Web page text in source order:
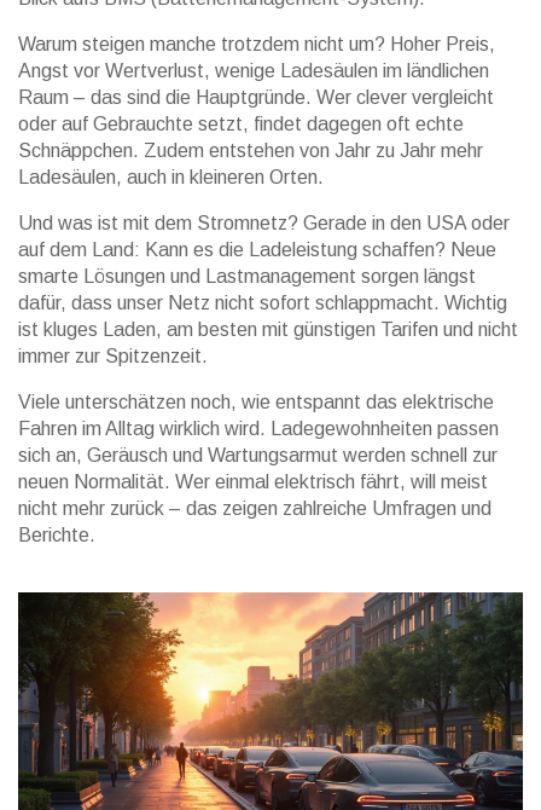
Warum steigen manche trotzdem nicht um? Hoher Preis,
Angst vor Wertverlust, wenige Ladesäulen im ländlichen
Raum – das sind die Hauptgründe. Wer clever vergleicht
oder auf Gebrauchte setzt, findet dagegen oft echte
Schnäppchen. Zudem entstehen von Jahr zu Jahr mehr
Ladesäulen, auch in kleineren Orten.
Und was ist mit dem Stromnetz? Gerade in den USA oder
auf dem Land: Kann es die Ladeleistung schaffen? Neue
smarte Lösungen und Lastmanagement sorgen längst
dafür, dass unser Netz nicht sofort schlappmacht. Wichtig
ist kluges Laden, am besten mit günstigen Tarifen und nicht
immer zur Spitzenzeit.
Viele unterschätzen noch, wie entspannt das elektrische
Fahren im Alltag wirklich wird. Ladegewohnheiten passen
sich an, Geräusch und Wartungsarmut werden schnell zur
neuen Normalität. Wer einmal elektrisch fährt, will meist
nicht mehr zurück – das zeigen zahlreiche Umfragen und
Berichte.